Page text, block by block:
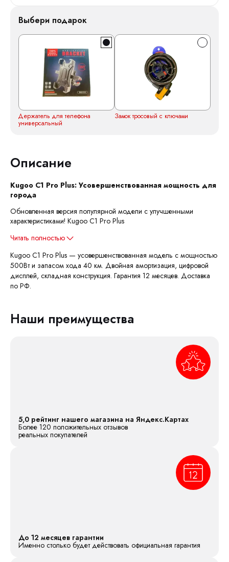
Выбери подарок
Держатель для телефона
универсальный
Замок тросовый с ключами
Описание
Kugoo C1 Pro Plus: Усовершенствованная мощность для
города
Обновленная версия популярной модели с улучшенными
характеристиками! Kugoo C1 Pro Plus
Читать полностью
Kugoo C1 Pro Plus — усовершенствованная модель с мощностью
500Вт и запасом хода 40 км. Двойная амортизация, цифровой
дисплей, складная конструкция. Гарантия 12 месяцев. Доставка
по РФ.
Наши преимущества
5,0 рейтинг нашего магазина на Яндекс.Картах
Более 120 положительных отзывов
реальных покупателей
До 12 месяцев гарантии
Именно столько будет действовать официальная гарантия